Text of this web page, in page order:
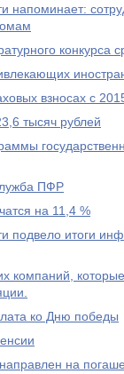
напоминает:
конкурса
взносах с
тысяч рублей
ПФР
на 11,4 %
подвело итоги
компаний,
ко Дню победы
на